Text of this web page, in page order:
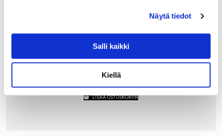
Näytä tiedot
Salli kaikki
Kiellä
YACHT CLUB TYYNYNPÄÄLLINEN, EVENING B
Gantin merihenkinen tyynynpäällinen valkoisena, kuviot
tummat musteensiniset. Tyynyn sivusaumassa on
piilovetoketju ja yksityiskohtana harmaa nahkainen Gant
label. Materiaalina tyynyssä on vain parasta
luonnonkuitua: pellavaa, puuvillaa…
LISÄÄ OSTOSKORIIN